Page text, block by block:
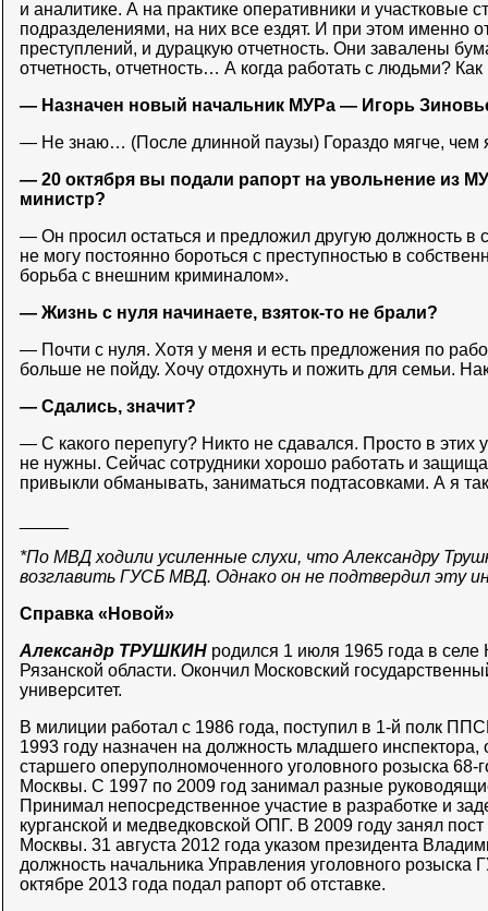
и аналитике. А на практике оперативники и участковые
подразделениями, на них все ездят. И при этом именно
преступлений, и дурацкую отчетность. Они завалены
отчетность, отчетность… А когда работать с людьми?
— Назначен новый начальник МУРа — Игорь
— Не знаю… (После длинной паузы) Гораздо мягче,
— 20 октября вы подали рапорт на увольнение из
министр?
— Он просил остаться и предложил другую должность
не могу постоянно бороться с преступностью в
борьба с внешним криминалом».
— Жизнь с нуля начинаете, взяток-то не брали?
— Почти с нуля. Хотя у меня и есть предложения по
больше не пойду. Хочу отдохнуть и пожить для семьи.
— Сдались, значит?
— С какого перепугу? Никто не сдавался. Просто в этих
не нужны. Сейчас сотрудники хорошо работать и
привыкли обманывать, заниматься подтасовками. А я
*По МВД ходили усиленные слухи, что Александру
возглавить ГУСБ МВД. Однако он не подтвердил эту
Справка «Новой»
Александр ТРУШКИН родился 1 июля 1965 года в селе
Рязанской области. Окончил Московский
университет.
В милиции работал с 1986 года, поступил в 1-й полк
1993 году назначен на должность младшего
старшего оперуполномоченного уголовного розыска
Москвы. С 1997 по 2009 год занимал разные
Принимал непосредственное участие в разработке и
курганской и медведковской ОПГ. В 2009 году занял
Москвы. 31 августа 2012 года указом президента
должность начальника Управления уголовного
октябре 2013 года подал рапорт об отставке.